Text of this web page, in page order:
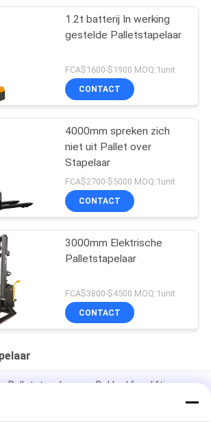
1.2t batterij In werking
gestelde Palletstapelaar
FCA$1600-$1900 MOQ:1unit
CONTACT
4000mm spreken zich
niet uit Pallet over
Stapelaar
FCA$2700-$5000 MOQ:1unit
CONTACT
3000mm Elektrische
Palletstapelaar
FCA$3800-$4500 MOQ:1unit
CONTACT
Palletstapelaar van Dakkad free lifting